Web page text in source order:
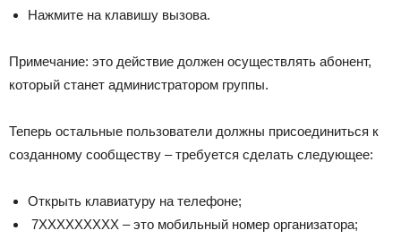
Нажмите на клавишу вызова.
Примечание: это действие должен осуществлять абонент,
который станет администратором группы.
Теперь остальные пользователи должны присоединиться к
созданному сообществу – требуется сделать следующее:
Открыть клавиатуру на телефоне;
7XXXXXXXXX – это мобильный номер организатора;